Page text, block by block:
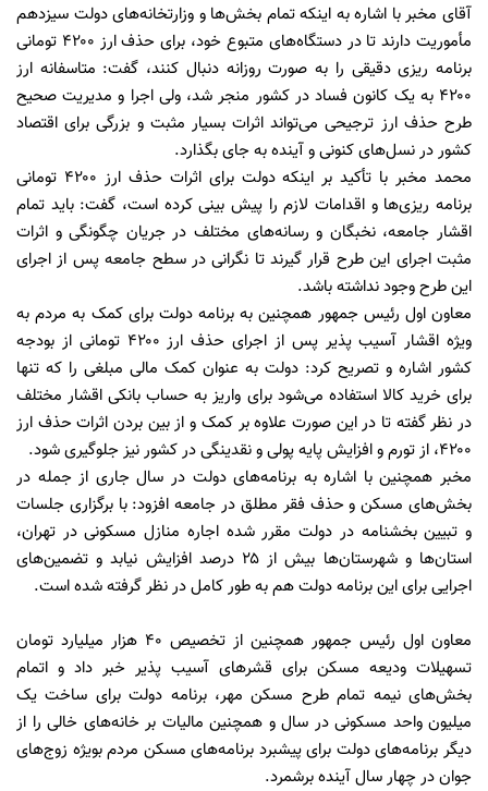
آقای مخبر با اشاره به اینکه تمام بخش‌ها و وزارتخانه‌های دولت سیزدهم
مأموریت دارند تا در دستگاه‌های متبوع خود، برای حذف ارز ۴۲۰۰ تومانی
برنامه ریزی دقیقی را به صورت روزانه دنبال کنند، گفت: متاسفانه ارز
۴۲۰۰ به یک کانون فساد در کشور منجر شد، ولی اجرا و مدیریت صحیح
طرح حذف ارز ترجیحی می‌تواند اثرات بسیار مثبت و بزرگی برای اقتصاد
کشور در نسل‌های کنونی و آینده به جای بگذارد.
محمد مخبر با تأکید بر اینکه دولت برای اثرات حذف ارز ۴۲۰۰ تومانی
برنامه ریزی‌ها و اقدامات لازم را پیش بینی کرده است، گفت: باید تمام
اقشار جامعه، نخبگان و رسانه‌های مختلف در جریان چگونگی و اثرات
مثبت اجرای این طرح قرار گیرند تا نگرانی در سطح جامعه پس از اجرای
این طرح وجود نداشته باشد.
معاون اول رئیس جمهور همچنین به برنامه دولت برای کمک به مردم به
ویژه اقشار آسیب پذیر پس از اجرای حذف ارز ۴۲۰۰ تومانی از بودجه
کشور اشاره و تصریح کرد: دولت به عنوان کمک مالی مبلغی را که تنها
برای خرید کالا استفاده می‌شود برای واریز به حساب بانکی اقشار مختلف
در نظر گفته تا در این صورت علاوه بر کمک و از بین بردن اثرات حذف ارز
۴۲۰۰، از تورم و افزایش پایه پولی و نقدینگی در کشور نیز جلوگیری شود.
مخبر همچنین با اشاره به برنامه‌های دولت در سال جاری از جمله در
بخش‌های مسکن و حذف فقر مطلق در جامعه افزود: با برگزاری جلسات
و تبیین بخشنامه در دولت مقرر شده اجاره منازل مسکونی در تهران،
استان‌ها و شهرستان‌ها بیش از ۲۵ درصد افزایش نیابد و تضمین‌های
اجرایی برای این برنامه دولت هم به طور کامل در نظر گرفته شده است.
معاون اول رئیس جمهور همچنین از تخصیص ۴۰ هزار میلیارد تومان
تسهیلات ودیعه مسکن برای قشر‌های آسیب پذیر خبر داد و اتمام
بخش‌های نیمه تمام طرح مسکن مهر، برنامه دولت برای ساخت یک
میلیون واحد مسکونی در سال و همچنین مالیات بر خانه‌های خالی را از
دیگر برنامه‌های دولت برای پیشبرد برنامه‌های مسکن مردم بویژه زوج‌های
جوان در چهار سال آینده برشمرد.